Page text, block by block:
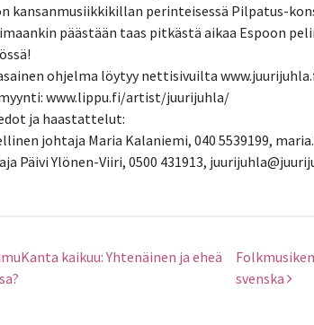
kansanmusiikkikillan perinteisessä Pilpatus-
päästään taas pitkästä aikaa Espoon
ohjelma löytyy nettisivuilta
www.lippu.fi/artist/juurijuhla/
ja haastattelut:
johtaja Maria Kalaniemi, 040 5539199,
Päivi Ylönen-Viiri, 0500 431913,
selaus
kaikuu: Yhtenäinen ja eheä
svenska